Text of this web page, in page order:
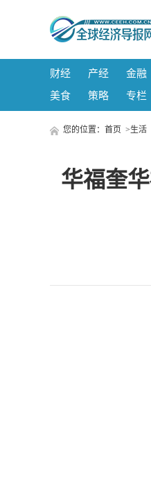
财经 产经 金融
美食
策略 专栏
您的位置： 首页 >生活
华福奎